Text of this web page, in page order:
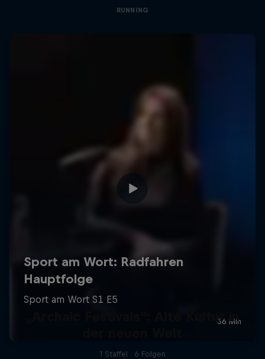
RUNNING
„Archaic Festivals“: Alte Kultur in
1 Staffel · 6 Folgen